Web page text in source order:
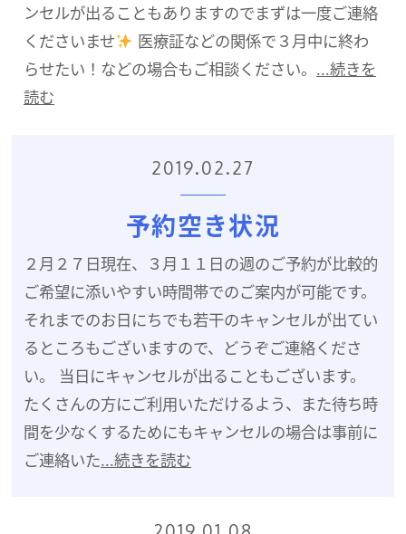
ンセルが出ることもありますのでまずは一度ご連絡
くださいませ
医療証などの関係で３月中に終わ
らせたい！などの場合もご相談ください。 ...続きを
読む
2019.02.27
予約空き状況
２月２７日現在、３月１１日の週のご予約が比較的
ご希望に添いやすい時間帯でのご案内が可能です。
それまでのお日にちでも若干のキャンセルが出てい
るところもございますので、どうぞご連絡くださ
い。 当日にキャンセルが出ることもございます。
たくさんの方にご利用いただけるよう、また待ち時
間を少なくするためにもキャンセルの場合は事前に
ご連絡いた...続きを読む